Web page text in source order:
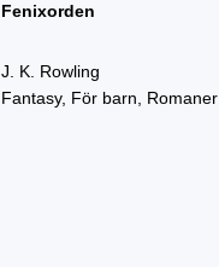
Fenixorden
J. K. Rowling
Fantasy, För barn, Romaner